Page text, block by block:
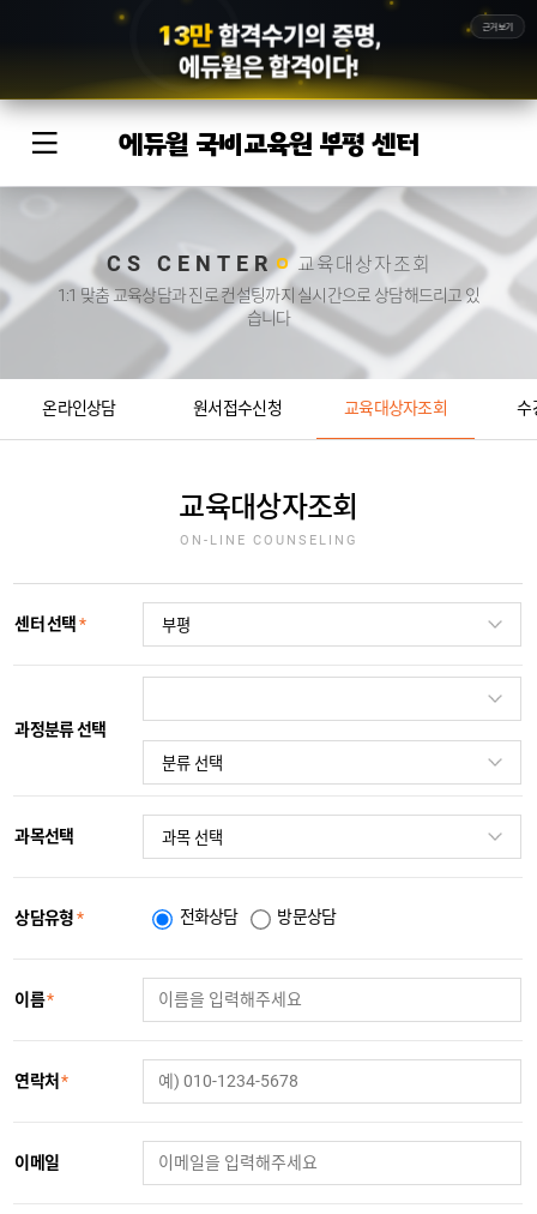
13만 합격수기의 증명,
에듀윌은 합격이다!
근거보기
에듀윌 국비교육원 부평 센터
CS CENTER 교육대상자조회
1:1 맞춤 교육상담과 진로 컨설팅까지 실시간으로 상담해드리고 있
습니다
온라인상담 원서접수신청 교육대상자조회 수
교육대상자조회
ON-LINE COUNSELING
센터 선택*
과정분류 선택
과목선택
상담유형* 전화상담 방문상담
이름*
연락처 *
이메일